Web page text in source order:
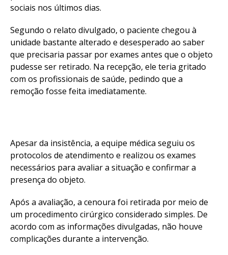
sociais nos últimos dias.
Segundo o relato divulgado, o paciente chegou à
unidade bastante alterado e desesperado ao saber
que precisaria passar por exames antes que o objeto
pudesse ser retirado. Na recepção, ele teria gritado
com os profissionais de saúde, pedindo que a
remoção fosse feita imediatamente.
Apesar da insistência, a equipe médica seguiu os
protocolos de atendimento e realizou os exames
necessários para avaliar a situação e confirmar a
presença do objeto.
Após a avaliação, a cenoura foi retirada por meio de
um procedimento cirúrgico considerado simples. De
acordo com as informações divulgadas, não houve
complicações durante a intervenção.